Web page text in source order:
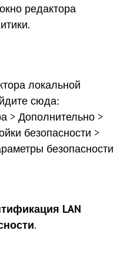
редактора
локальной
сюда:
> Дополнительно >
безопасности >
безопасности
LAN
.